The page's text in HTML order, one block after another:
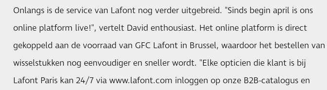
Onlangs is de service van Lafont nog verder uitgebreid. "Sinds begin april is ons
online platform live!", vertelt David enthousiast. Het online platform is direct
gekoppeld aan de voorraad van GFC Lafont in Brussel, waardoor het bestellen van
wisselstukken nog eenvoudiger en sneller wordt. "Elke opticien die klant is bij
Lafont Paris kan 24/7 via www.lafont.com inloggen op onze B2B-catalogus en